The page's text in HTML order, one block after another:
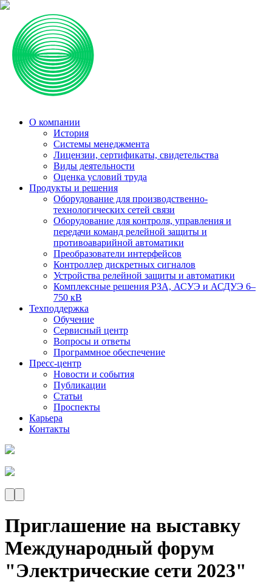
О компании
История
Системы менеджмента
Лицензии, сертификаты, свидетельства
Виды деятельности
Оценка условий труда
Продукты и решения
Оборудование для производственно-
технологических сетей связи
Оборудование для контроля, управления и
передачи команд релейной защиты и
противоаварийной автоматики
Преобразователи интерфейсов
Контроллер дискретных сигналов
Устройства релейной защиты и автоматики
Комплексные решения РЗА, АСУЭ и АСДУЭ 6–
750 кВ
Техподдержка
Обучение
Сервисный центр
Вопросы и ответы
Программное обеспечение
Пресс-центр
Новости и события
Публикации
Статьи
Проспекты
Карьера
Контакты
Приглашение на выставку
Международный форум
"Электрические сети 2023"